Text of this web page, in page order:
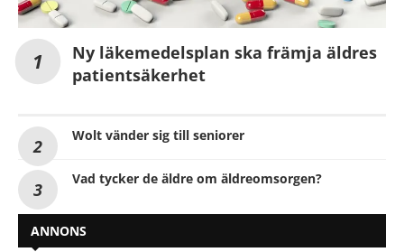
Ny läkemedelsplan ska främja äldres
patientsäkerhet
Wolt vänder sig till seniorer
Vad tycker de äldre om äldreomsorgen?
ANNONS